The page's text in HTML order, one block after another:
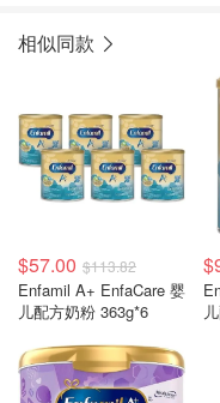
相似同款
$57.00 $113.82
Enfamil A+ EnfaCare 婴
儿配方奶粉 363g*6